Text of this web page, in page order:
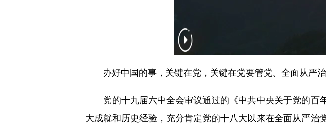
办好中国的事，关键在党，关键在党要管党、全面从严治
党的十九届六中全会审议通过的《中共中央关于党的百
大成就和历史经验，充分肯定党的十八大以来在全面从严